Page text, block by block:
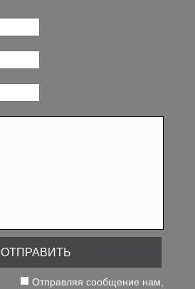
Отправляя сообщение нам,
ОТПРАВИТЬ